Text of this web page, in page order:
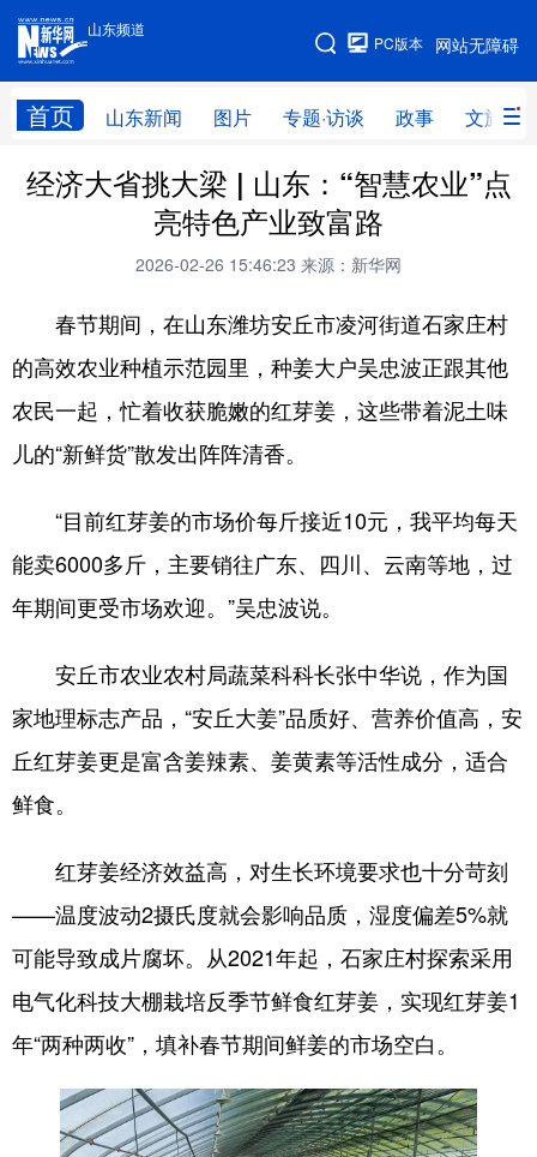
山东频道
网站无障碍
PC版本
首页 山东新闻 图片 专题·访谈 政事 文旅
手机版
网站地图
学习进行时 高层 时政 人事
财经 网评
全球连线
科技 科普 体育 文化
健康 军事 访谈 视频
溯源中国 城市 旅游 能源
彩票 娱乐
亚太网 上市公司 投教基地
地方频道
政事 文旅 社会民生 山东产经
文娱 融媒秀 地市 科教
English Español Français عربى
经济大省挑大梁 | 山东：“智慧农业”点
亮特色产业致富路
2026-02-26 15:46:23 来源：新华网
春节期间，在山东潍坊安丘市凌河街道石家庄村
的高效农业种植示范园里，种姜大户吴忠波正跟其他
农民一起，忙着收获脆嫩的红芽姜，这些带着泥土味
儿的“新鲜货”散发出阵阵清香。
“目前红芽姜的市场价每斤接近10元，我平均每天
能卖6000多斤，主要销往广东、四川、云南等地，过
年期间更受市场欢迎。”吴忠波说。
安丘市农业农村局蔬菜科科长张中华说，作为国
家地理标志产品，“安丘大姜”品质好、营养价值高，安
丘红芽姜更是富含姜辣素、姜黄素等活性成分，适合
鲜食。
红芽姜经济效益高，对生长环境要求也十分苛刻
——温度波动2摄氏度就会影响品质，湿度偏差5%就
可能导致成片腐坏。从2021年起，石家庄村探索采用
电气化科技大棚栽培反季节鲜食红芽姜，实现红芽姜1
年“两种两收”，填补春节期间鲜姜的市场空白。